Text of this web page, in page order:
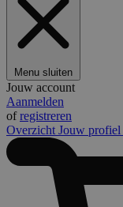
Menu sluiten
Jouw account
Aanmelden
ofregistreren
Overzicht Jouw profiel